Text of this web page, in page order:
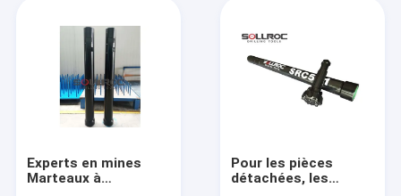
Experts en mines
Marteaux à
Pour les pièces
détachées, les